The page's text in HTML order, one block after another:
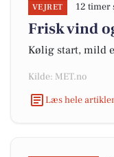
VEJRET 12 timer
Frisk vind
Kølig start, mild
Kilde: MET.no
Læs hele